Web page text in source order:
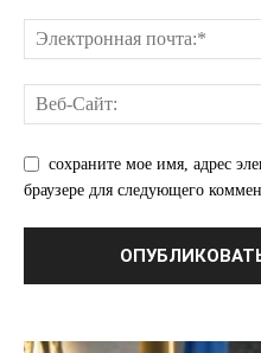
сохраните мое имя, адрес
браузере для следующего